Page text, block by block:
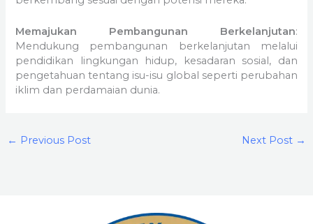
Memajukan Pembangunan Berkelanjutan:
Mendukung pembangunan berkelanjutan melalui
pendidikan lingkungan hidup, kesadaran sosial, dan
pengetahuan tentang isu-isu global seperti perubahan
iklim dan perdamaian dunia.
← Previous Post Next Post →